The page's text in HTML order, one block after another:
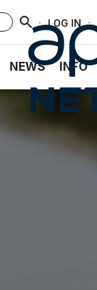
· LOG IN ·
NEWS INFO